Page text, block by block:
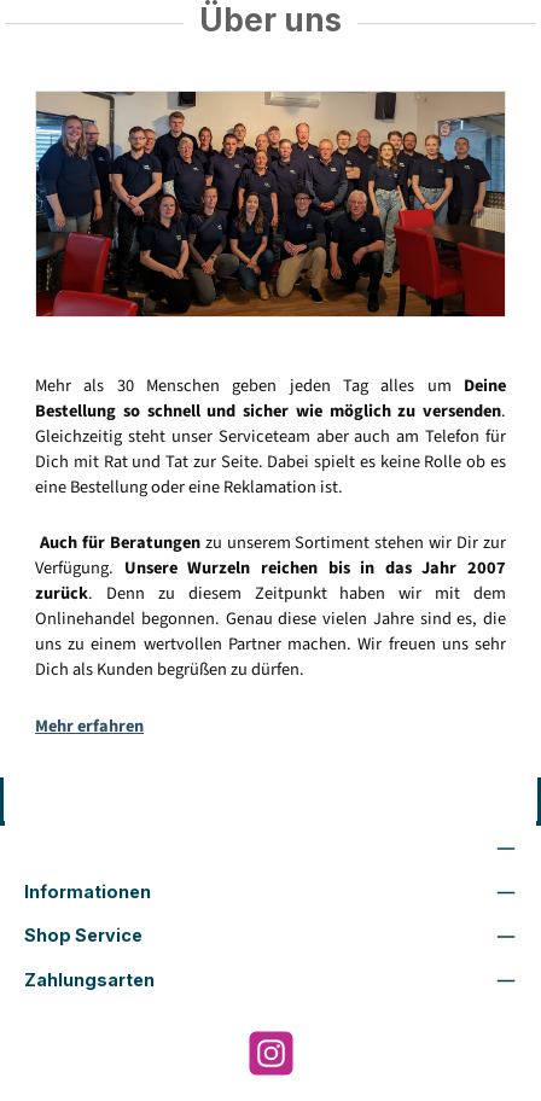
Über uns
Mehr als 30 Menschen geben jeden Tag alles um Deine
Bestellung so schnell und sicher wie möglich zu versenden.
Gleichzeitig steht unser Serviceteam aber auch am Telefon für
Dich mit Rat und Tat zur Seite. Dabei spielt es keine Rolle ob es
eine Bestellung oder eine Reklamation ist.
Auch für Beratungenzu unserem Sortiment stehen wir Dir zur
Verfügung. Unsere Wurzeln reichen bis in das Jahr 2007
zurück. Denn zu diesem Zeitpunkt haben wir mit dem
Onlinehandel begonnen. Genau diese vielen Jahre sind es, die
uns zu einem wertvollen Partner machen. Wir freuen uns sehr
Dich als Kunden begrüßen zu dürfen.
Mehr erfahren
Informationen
Shop Service
Zahlungsarten
Instagram